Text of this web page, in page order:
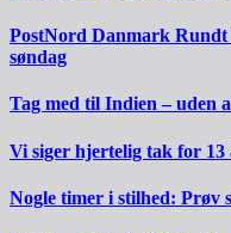
PostNord Danmark Rundt
søndag
Tag med til Indien – uden
Vi siger hjertelig tak for 13
Nogle timer i stilhed: